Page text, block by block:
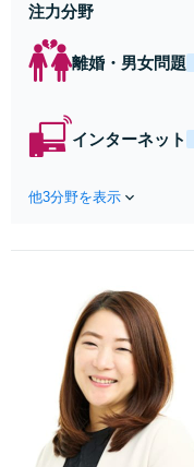
注力分野
離婚・男女問題
インターネット
他3分野を表示